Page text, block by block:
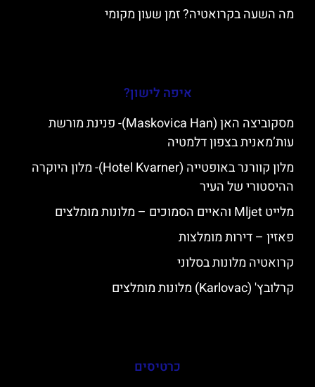
מה השעה בקרואטיה? זמן שעון מקומי
איפה לישון?
מסקוביצה האן (Maskovica Han)- פנינת מורשת
עות’מאנית בצפון דלמטיה
מלון קוורנר באופטייה (Hotel Kvarner)- מלון היוקרה
ההיסטורי של העיר
מלייט Mljet והאיים הסמוכים – מלונות מומלצים
פאזין – דירות מומלצות
קרואטיה מלונות בסלוני
קרלובץ' (Karlovac) מלונות מומלצים
כרטיסים